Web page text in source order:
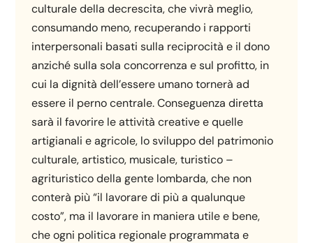
culturale della decrescita, che vivrà meglio,
consumando meno, recuperando i rapporti
interpersonali basati sulla reciprocità e il dono
anziché sulla sola concorrenza e sul profitto, in
cui la dignità dell’essere umano tornerà ad
essere il perno centrale. Conseguenza diretta
sarà il favorire le attività creative e quelle
artigianali e agricole, lo sviluppo del patrimonio
culturale, artistico, musicale, turistico –
agrituristico della gente lombarda, che non
conterà più “il lavorare di più a qualunque
costo”, ma il lavorare in maniera utile e bene,
che ogni politica regionale programmata e